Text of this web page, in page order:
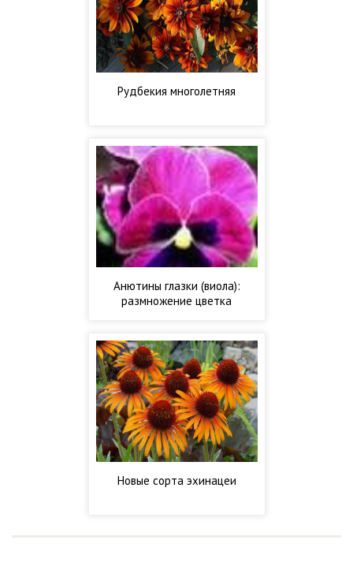
Рудбекия многолетняя
Анютины глазки (виола):
размножение цветка
Новые сорта эхинацеи